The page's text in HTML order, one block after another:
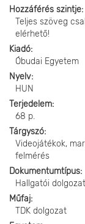
Hozzáférés szintje
Teljes szöveg
elérhető!
Kiadó
Óbudai Egyetem
Nyelv
HUN
Terjedelem
68 p.
Tárgyszó
Videojátékok,
felmérés
Dokumentumtípus
Hallgatói
Műfaj
TDK dolgozat